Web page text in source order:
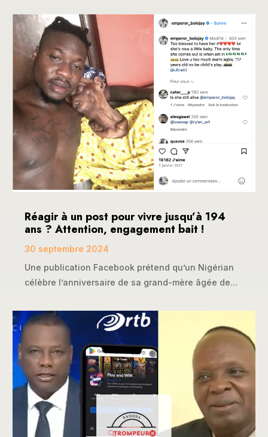
Réagir à un post pour vivre jusqu’à 194
ans ? Attention, engagement bait !
30 septembre 2024
Une publication Facebook prétend qu’un Nigérian
célèbre l’anniversaire de sa grand-mère âgée de...